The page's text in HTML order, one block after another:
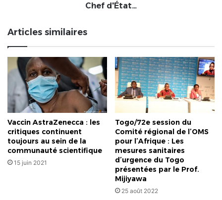
Chef
d'État…
Chef d'État…
Articles similaires
Vaccin AstraZenecca : les
critiques continuent
toujours au sein de la
communauté scientifique
15 juin 2021
Togo/72e session du
Comité régional de l’OMS
pour l’Afrique : Les
mesures sanitaires
d’urgence du Togo
présentées par le Prof.
Mijiyawa
25 août 2022